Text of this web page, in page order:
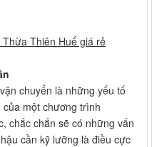
Thiên Huế giá rẻ
chuyển là những yếu tố
một chương trình
chắc chắn sẽ có những vấn
cần kỹ lưỡng là điều cực